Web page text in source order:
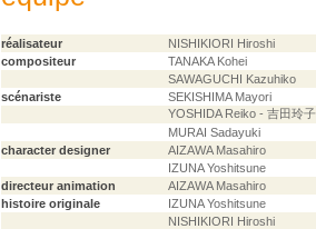
réalisateur
NISHIKIORI Hiroshi
compositeur
TANAKA Kohei
SAWAGUCHI Kazuhiko
scénariste
SEKISHIMA Mayori
YOSHIDA Reiko - 吉田玲子
MURAI Sadayuki
character designer
AIZAWA Masahiro
IZUNA Yoshitsune
directeur animation
AIZAWA Masahiro
histoire originale
IZUNA Yoshitsune
NISHIKIORI Hiroshi